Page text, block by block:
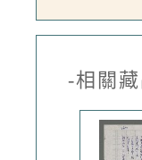
-相關